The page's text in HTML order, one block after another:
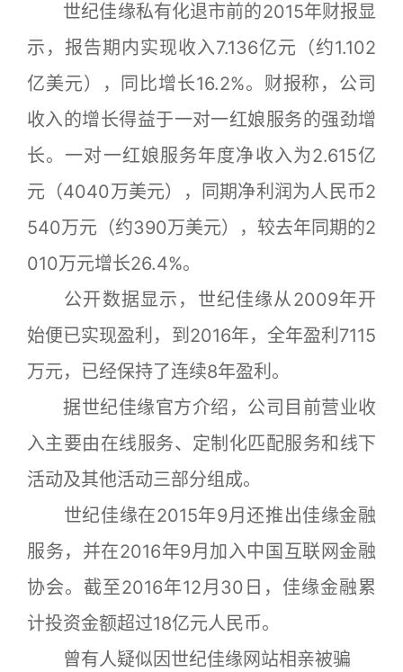
世纪佳缘私有化退市前的2015年财报显
示，报告期内实现收入7.136亿元（约1.102
亿美元），同比增长16.2%。财报称，公司
收入的增长得益于一对一红娘服务的强劲增
长。一对一红娘服务年度净收入为2.615亿
元（4040万美元），同期净利润为人民币2
540万元（约390万美元），较去年同期的2
010万元增长26.4%。
公开数据显示，世纪佳缘从2009年开
始便已实现盈利，到2016年，全年盈利7115
万元，已经保持了连续8年盈利。
据世纪佳缘官方介绍，公司目前营业收
入主要由在线服务、定制化匹配服务和线下
活动及其他活动三部分组成。
世纪佳缘在2015年9月还推出佳缘金融
服务，并在2016年9月加入中国互联网金融
协会。截至2016年12月30日，佳缘金融累
计投资金额超过18亿元人民币。
曾有人疑似因世纪佳缘网站相亲被骗